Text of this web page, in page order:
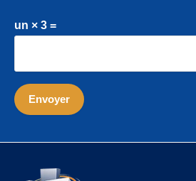
un × 3 =